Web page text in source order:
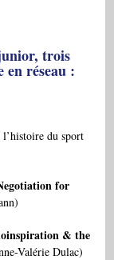
trois
en réseau :
l’histoire du sport
for
& the
Valérie Dulac)